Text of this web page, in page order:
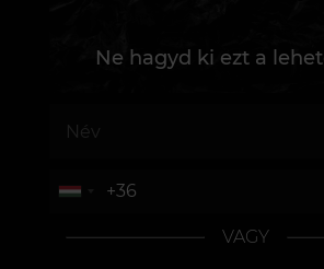
Ne hagyd ki ezt a
VAGY